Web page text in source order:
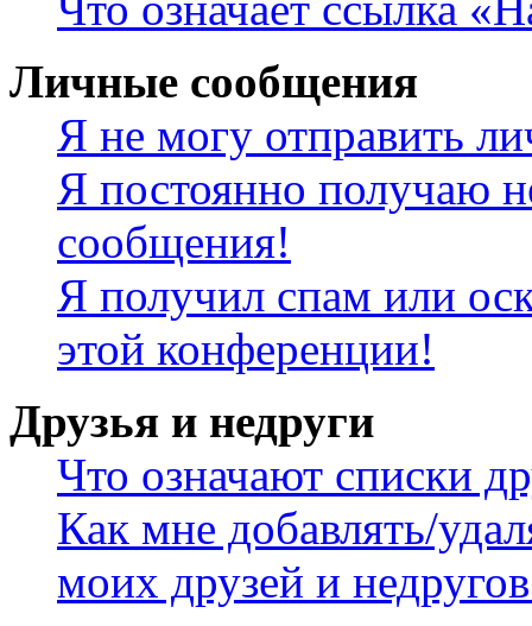
Личные сообщения
Я не могу отправить
Я постоянно получаю
сообщения!
Я получил спам или
этой конференции!
Друзья и недруги
Что означают списки
Как мне добавлять/
моих друзей и